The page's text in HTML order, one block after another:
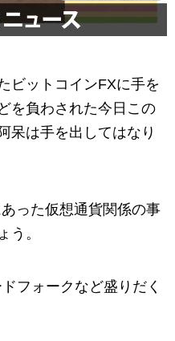
ビットコインFXに手を
を負わされた今日この
呆は手を出してはなり
った仮想通貨関係の事
う。
フォークなど盛りだく